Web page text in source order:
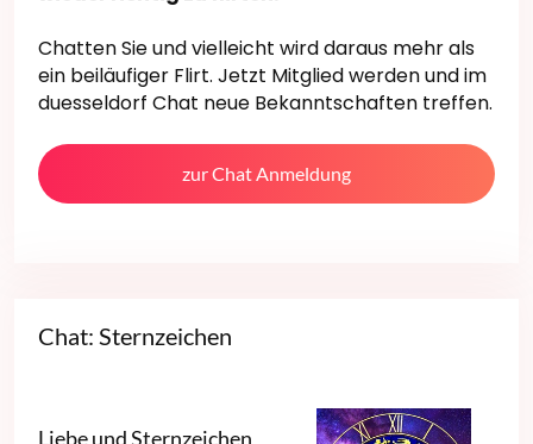
Chatten Sie und vielleicht wird daraus mehr als
ein beiläufiger Flirt. Jetzt Mitglied werden und im
duesseldorf Chat neue Bekanntschaften treffen.
zur Chat Anmeldung
Chat: Sternzeichen
Liebe und Sternzeichen